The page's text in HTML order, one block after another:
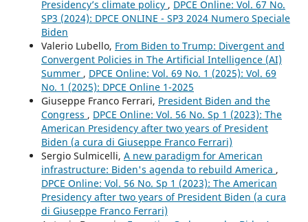
Presidency’s climate policy , DPCE Online: Vol. 67 No.
SP3 (2024): DPCE ONLINE - SP3 2024 Numero Speciale
Biden
Valerio Lubello, From Biden to Trump: Divergent and
Convergent Policies in The Artificial Intelligence (AI)
Summer , DPCE Online: Vol. 69 No. 1 (2025): Vol. 69
No. 1 (2025): DPCE Online 1-2025
Giuseppe Franco Ferrari, President Biden and the
Congress , DPCE Online: Vol. 56 No. Sp 1 (2023): The
American Presidency after two years of President
Biden (a cura di Giuseppe Franco Ferrari)
Sergio Sulmicelli, A new paradigm for American
infrastructure: Biden's agenda to rebuild America ,
DPCE Online: Vol. 56 No. Sp 1 (2023): The American
Presidency after two years of President Biden (a cura
di Giuseppe Franco Ferrari)